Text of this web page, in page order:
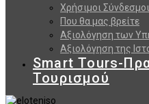
Χρήσιμοι Σύνδεσμοι
Που θα μας βρείτε
Αξιολόγηση των
Αξιολόγηση της
Smart Tours-
Τουρισμού